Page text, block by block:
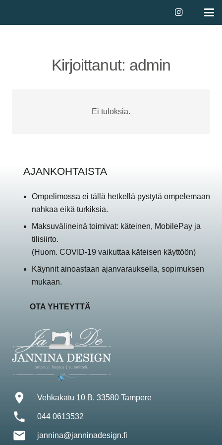
Kirjoittanut: admin
Ei tuloksia.
AJANKOHTAISTA
Ompelimossa ei tällä hetkellä pystytä ompelemaan
nahkaa eikä turkiksia.
Maksuvälineinä toimivat: käteinen, MobilePay ja
tilisiirto.
(Huom. COVID-19 vaikuttaa käteisen käyttöön)
Käynnit ainoastaan ajanvarauksella, sopimuksen
mukaan.
OTA YHTEYTTÄ
location_on Vehkakatu 10 B, 33580 Tampere
phone 044 0613532
mail jannina@janninadesign.fi